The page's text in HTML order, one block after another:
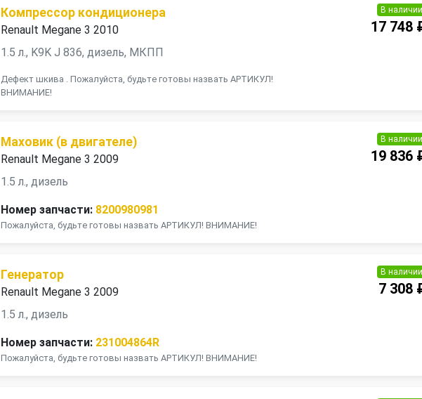
Компрессор кондиционера
Renault Megane 3 2010
1.5 л., K9K J 836, дизель, МКПП
Дефект шкива . Пожалуйста, будьте готовы назвать АРТИКУЛ!
ВНИМАНИЕ!
В наличии
17 748
Маховик (в двигателе)
Renault Megane 3 2009
1.5 л., дизель
Номер запчасти: 8200980981
Пожалуйста, будьте готовы назвать АРТИКУЛ! ВНИМАНИЕ!
В наличии
19 836
Генератор
Renault Megane 3 2009
1.5 л., дизель
Номер запчасти: 231004864R
Пожалуйста, будьте готовы назвать АРТИКУЛ! ВНИМАНИЕ!
В наличии
7 308